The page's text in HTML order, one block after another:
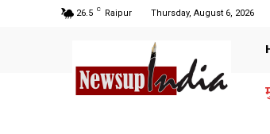
26.5 C Raipur Thursday, August 6, 2026